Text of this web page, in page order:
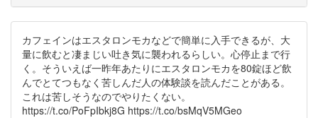
カフェインはエスタロンモカなどで簡単に入手できるが、大
量に飲むと凄まじい吐き気に襲われるらしい。心停止まで行
く。そういえば一昨年あたりにエスタロンモカを80錠ほど飲
んでとてつもなく苦しんだ人の体験談を読んだことがある。
これは苦しそうなのでやりたくない。
https://t.co/PoFpIbkj8G https://t.co/bsMqV5MGeo